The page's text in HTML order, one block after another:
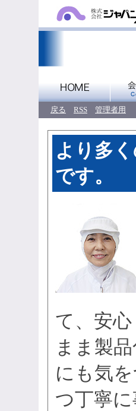
戻る RSS 管理者用
より多
です。
て、安
まま製
にも気
つ丁寧